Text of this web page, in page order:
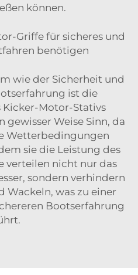
können.
Griffe für sicheres und
benötigen
wie der Sicherheit und
ist die
Kicker-Motor-Stativs
gewisser Weise Sinn, da
Wetterbedingungen
sie die Leistung des
verteilen nicht nur das
sondern verhindern
Wackeln, was zu einer
Bootserfahrung